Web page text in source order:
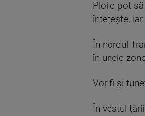
Ploile pot
întețește,
În nordul
în unele
Vor fi și
În vestul